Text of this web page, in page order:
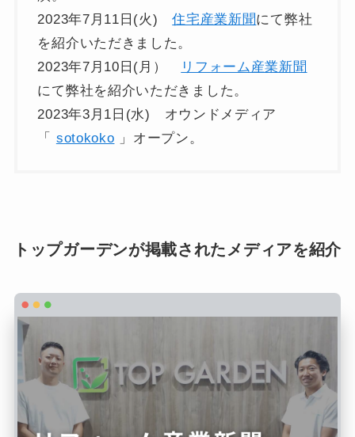
2023年7月11日(火)住宅産業新聞にて弊社
を紹介いただきました。
2023年7月10日(月）
リフォーム産業新聞
にて弊社を紹介いただきました。
2023年3月1日(水) オウンドメディア
「 sotokoko 」オープン。
トップガーデンが掲載されたメディアを紹介